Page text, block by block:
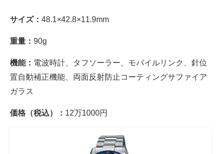
サイズ： 48.1×42.8×11.9mm
重量： 90g
機能： 電波時計、タフソーラー、モバイルリンク、針位
置自動補正機能、両面反射防止コーティングサファイア
ガラス
価格（税込）： 12万1000円